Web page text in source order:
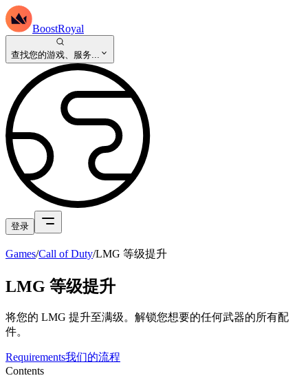
BoostRoyal
查找您的游戏、服务...
登录
Games/Call of Duty/LMG 等级提升
LMG 等级提升
将您的 LMG 提升至满级。解锁您想要的任何武器的所有配
件。
Requirements我们的流程
Contents